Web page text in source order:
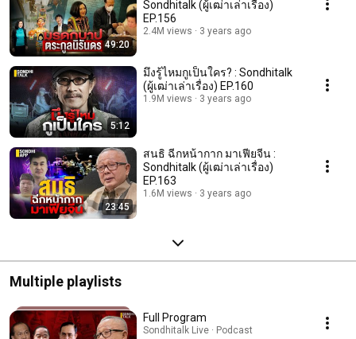
49:20
Sondhitalk (ผู้เฒ่าเล่าเรื่อง)
EP.156
2.4M views 3 years ago
5:12
มึงรู้ไหมกูเป็นใคร? : Sondhitalk
(ผู้เฒ่าเล่าเรื่อง) EP.160
1.9M views 3 years ago
23:45
สนธิ ฉีกหน้ากาก มาเฟียจีน :
Sondhitalk (ผู้เฒ่าเล่าเรื่อง)
EP.163
1.6M views 3 years ago
Multiple playlists
Full Program
Sondhitalk Live · Podcast